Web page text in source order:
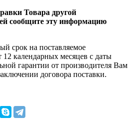
Товара другой
сообщите эту информацию
срок на поставляемое
12 календарных месяцев с даты
гарантии от производителя Вам
договора поставки.